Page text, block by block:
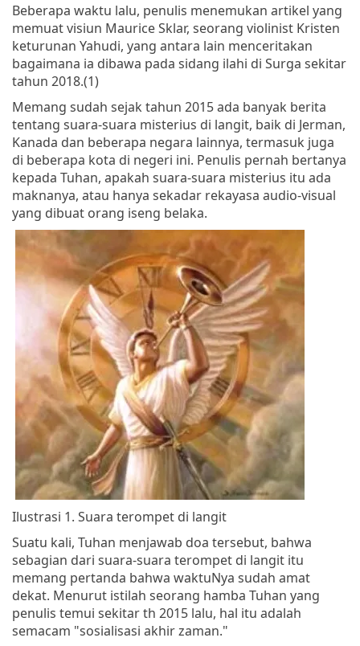
Beberapa waktu lalu, penulis menemukan artikel yang
memuat visiun Maurice Sklar, seorang violinist Kristen
keturunan Yahudi, yang antara lain menceritakan
bagaimana ia dibawa pada sidang ilahi di Surga sekitar
tahun 2018.(1)
Memang sudah sejak tahun 2015 ada banyak berita
tentang suara-suara misterius di langit, baik di Jerman,
Kanada dan beberapa negara lainnya, termasuk juga
di beberapa kota di negeri ini. Penulis pernah bertanya
kepada Tuhan, apakah suara-suara misterius itu ada
maknanya, atau hanya sekadar rekayasa audio-visual
yang dibuat orang iseng belaka.
Ilustrasi 1. Suara terompet di langit
Suatu kali, Tuhan menjawab doa tersebut, bahwa
sebagian dari suara-suara terompet di langit itu
memang pertanda bahwa waktuNya sudah amat
dekat. Menurut istilah seorang hamba Tuhan yang
penulis temui sekitar th 2015 lalu, hal itu adalah
semacam "sosialisasi akhir zaman."